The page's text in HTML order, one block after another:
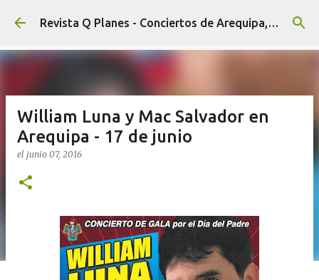
Ir al contenido principal Revista Q Planes - Conciertos de Arequipa, fiestas, eventos y Cultura
William Luna y Mac Salvador en
Arequipa - 17 de junio
el junio 07, 2016